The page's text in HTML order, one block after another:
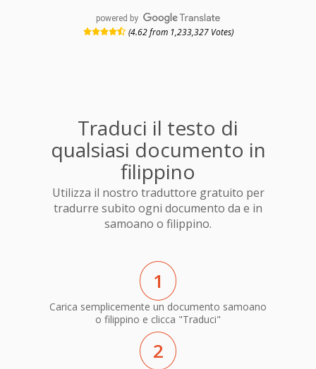
powered by
(4.62 from 1,233,327 Votes)
Traduci il testo di
qualsiasi documento in
filippino
Utilizza il nostro traduttore gratuito per
tradurre subito ogni documento da e in
samoano o filippino.
1
Carica semplicemente un documento samoano
o filippino e clicca "Traduci"
2